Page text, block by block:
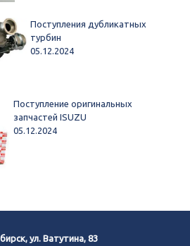
Поступления дубликатных
турбин
05.12.2024
Поступление оригинальных
запчастей ISUZU
05.12.2024
ул. Ватутина, 83